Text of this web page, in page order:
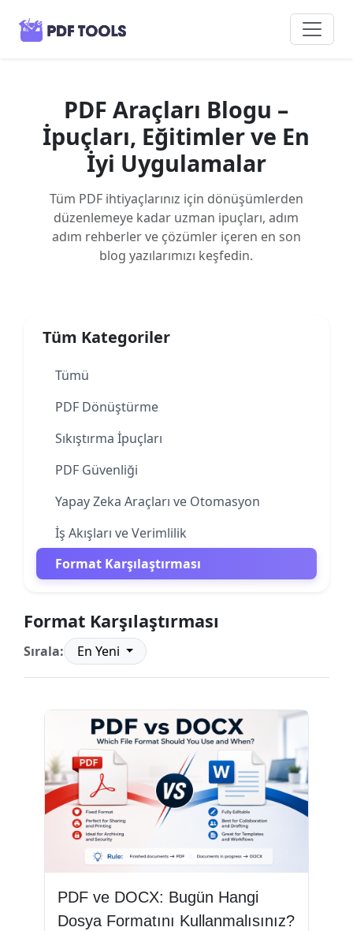
PDF Araçları Blogu –
İpuçları, Eğitimler ve En
İyi Uygulamalar
Tüm PDF ihtiyaçlarınız için dönüşümlerden
düzenlemeye kadar uzman ipuçları, adım
adım rehberler ve çözümler içeren en son
blog yazılarımızı keşfedin.
Tüm Kategoriler
Tümü
PDF Dönüştürme
Sıkıştırma İpuçları
PDF Güvenliği
Yapay Zeka Araçları ve Otomasyon
İş Akışları ve Verimlilik
Format Karşılaştırması
Format Karşılaştırması
Sırala: En Yeni
PDF ve DOCX: Bugün Hangi
Dosya Formatını Kullanmalısınız?